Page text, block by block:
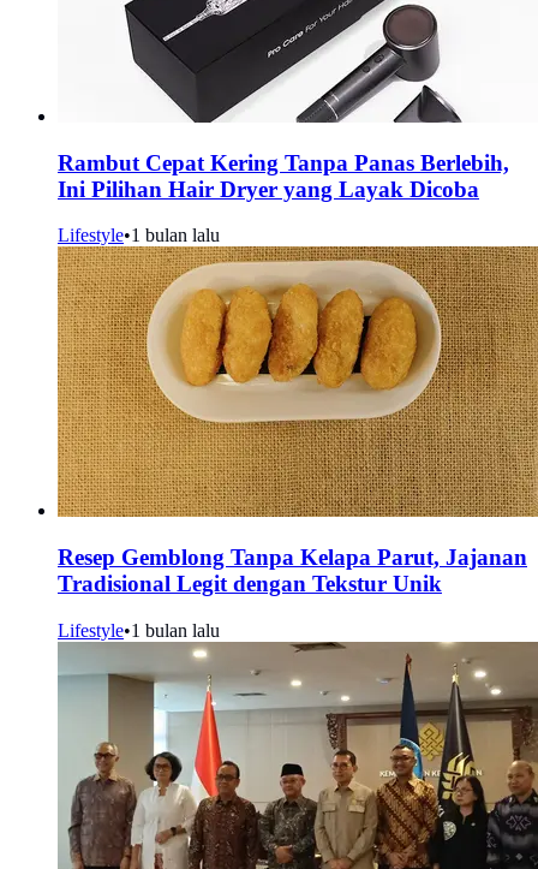
Rambut Cepat Kering Tanpa Panas Berlebih,
Ini Pilihan Hair Dryer yang Layak Dicoba
Lifestyle•1 bulan lalu
Resep Gemblong Tanpa Kelapa Parut, Jajanan
Tradisional Legit dengan Tekstur Unik
Lifestyle•1 bulan lalu